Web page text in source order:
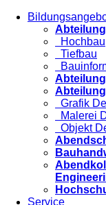
Hochbau
Tiefbau
Grafik
Malerei
Objekt
Service